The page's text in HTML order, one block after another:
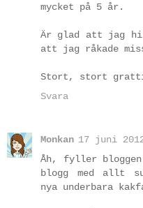
mycket på 5 år.
Är glad att jag
att jag råkade
Stort, stort
Svara
Monkan 17 juni
Åh, fyller
blogg med allt
nya underbara